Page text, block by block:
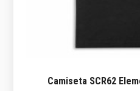
Camiseta SCR62